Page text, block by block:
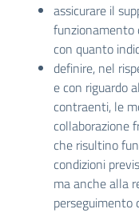
assicurare il
funzionamento
con quanto
definire, nel
e con riguardo
contraenti, le
collaborazione
che risultino
condizioni
ma anche alla
perseguimento